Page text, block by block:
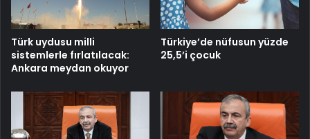
Türk uydusu milli
sistemlerle fırlatılacak:
Ankara meydan okuyor
Türkiye’de nüfusun yüzde
25,5’i çocuk